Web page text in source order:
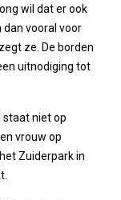
wil dat er ook
vooral voor
ze. De borden
uitnodiging tot
staat niet op
vrouw op
Zuiderpark in